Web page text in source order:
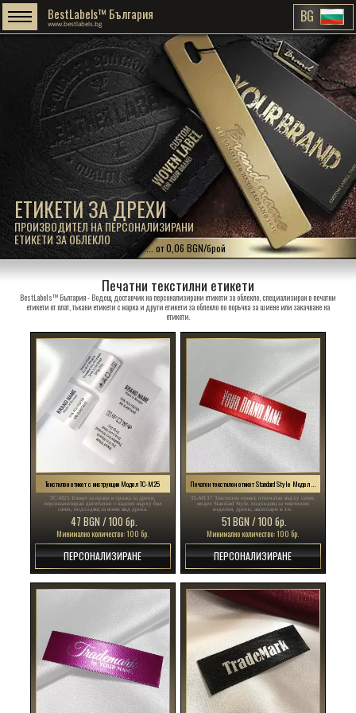
ЕТИКЕТИ ЗА ДРЕХИ
ПРОИЗВОДИТЕЛ НА ПЕРСОНАЛИЗИРАНИ
ЕТИКЕТИ ЗА ОБЛЕКЛО
BestLabels™ България
www.bestlabels.bg BG
... от 0,06 BGN/брой
Печатни текстилни етикети
BestLabels™ България - Водещ доставчик на персонализирани етикети за облекло, специализиран в печатни
етикети от плат, тъкани етикети с марка и други етикети за облекло по поръчка за шиене или закачване на
етикети.
Текстилен етикет с инструкции Модел TC-M25
TC-M25 Етикет за пране и грижа за дрехи,
персонализиран дигитално с надпис върху бял
сатен, подходящ за всеки вид дреха.
47 BGN / 100 бр.
Минимално количество: 100 бр.
ПЕРСОНАЛИЗИРАНЕ
TL-M137 Текстилен етикет, отпечатан върху сатен,
модел Standard Style, подходящ за текстилни
изделия, дрехи, аксесоари и т.н.
51 BGN / 100 бр.
Минимално количество: 100 бр.
ПЕРСОНАЛИЗИРАНЕ